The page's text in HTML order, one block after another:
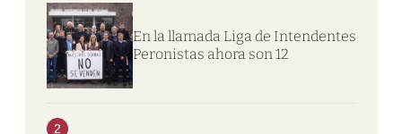
En la llamada Liga de Intendentes
Peronistas ahora son 12
2